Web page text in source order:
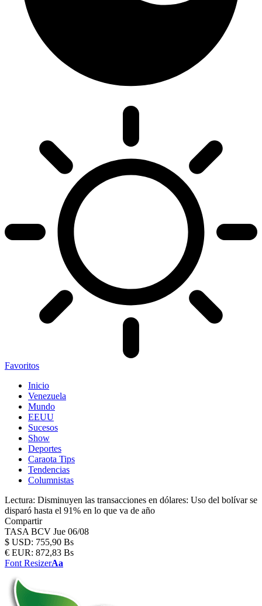
Favoritos
Inicio
Venezuela
Mundo
EEUU
Sucesos
Show
Deportes
Caraota Tips
Tendencias
Columnistas
Lectura: Disminuyen las transacciones en dólares: Uso del bolívar se
disparó hasta el 91% en lo que va de año
Compartir
TASA BCV Jue 06/08
$ USD: 755,90 Bs
€ EUR: 872,83 Bs
Font ResizerAa